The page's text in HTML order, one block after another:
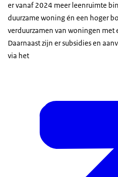
er vanaf 2024 meer leenruimte
duurzame woning én een hoger
verduurzamen van woningen met
Daarnaast zijn er subsidies en
via het